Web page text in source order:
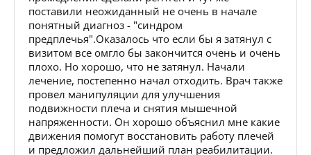
поставили неожиданный не очень в начале
понятный диагноз - "синдром
предплечья".Оказалось что если бы я затянул с
визитом все омгло бы закончится очень и очень
плохо. Но хорошо, что не затянул. Начали
лечение, постепенно начал отходить. Врач также
провел манипуляции для улучшения
подвижности плеча и снятия мышечной
напряженности. Он хорошо объяснил мне какие
движения помогут восстановить работу плечей
и предложил дальнейший план реабилитации.